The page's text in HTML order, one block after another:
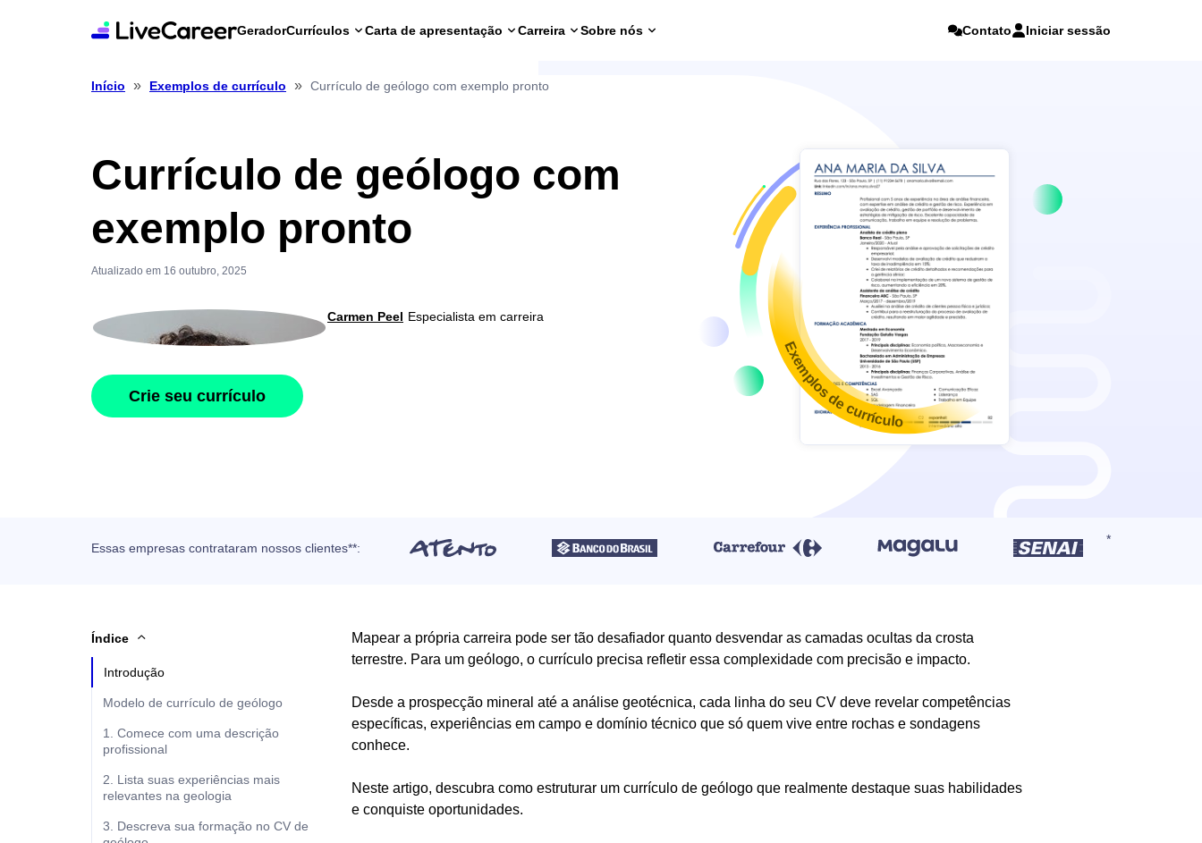
GeradorCurrículos Carta de apresentação Carreira Sobre nós Contato Iniciar sessão
Início » Exemplos de currículo » Currículo de geólogo com exemplo pronto
Currículo de geólogo com
exemplo pronto
Atualizado em 16 outubro, 2025
Carmen Peel Especialista em carreira
Crie seu currículo Exemplos de currículo
Essas empresas contrataram nossos clientes**:
Índice
Introdução
Modelo de currículo de geólogo
1. Comece com uma descrição
profissional
2. Lista suas experiências mais
relevantes na geologia
3. Descreva sua formação no CV de
Mapear a própria carreira pode ser tão desafiador quanto desvendar as camadas ocultas da crosta
terrestre. Para um geólogo, o currículo precisa refletir essa complexidade com precisão e impacto.
Desde a prospecção mineral até a análise geotécnica, cada linha do seu CV deve revelar competências
específicas, experiências em campo e domínio técnico que só quem vive entre rochas e sondagens
conhece.
Neste artigo, descubra como estruturar um currículo de geólogo que realmente destaque suas habilidades
e conquiste oportunidades.